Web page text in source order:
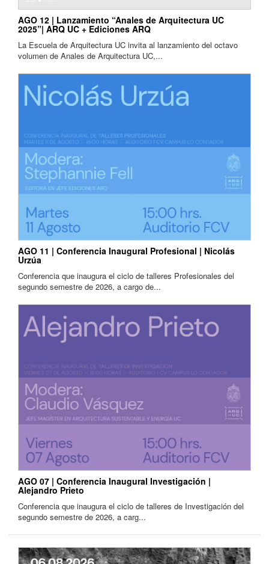
AGO 12 | Lanzamiento “Anales de Arquitectura UC
2025”| ARQ UC + Ediciones ARQ
La Escuela de Arquitectura UC invita al lanzamiento del octavo
volumen de Anales de Arquitectura UC,...
AGO 11 | Conferencia Inaugural Profesional | Nicolás
Urzúa
Conferencia que inaugura el ciclo de talleres Profesionales del
segundo semestre de 2026, a cargo de...
AGO 07 | Conferencia Inaugural Investigación |
Alejandro Prieto
Conferencia que inaugura el ciclo de talleres de Investigación del
segundo semestre de 2026, a carg...